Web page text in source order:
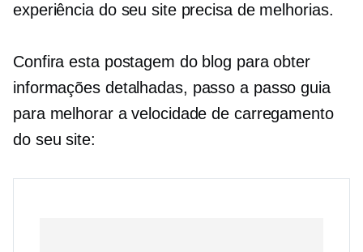
experiência do seu site precisa de melhorias.
Confira esta postagem do blog para obter
informações detalhadas, passo a passo guia
para melhorar a velocidade de carregamento
do seu site: